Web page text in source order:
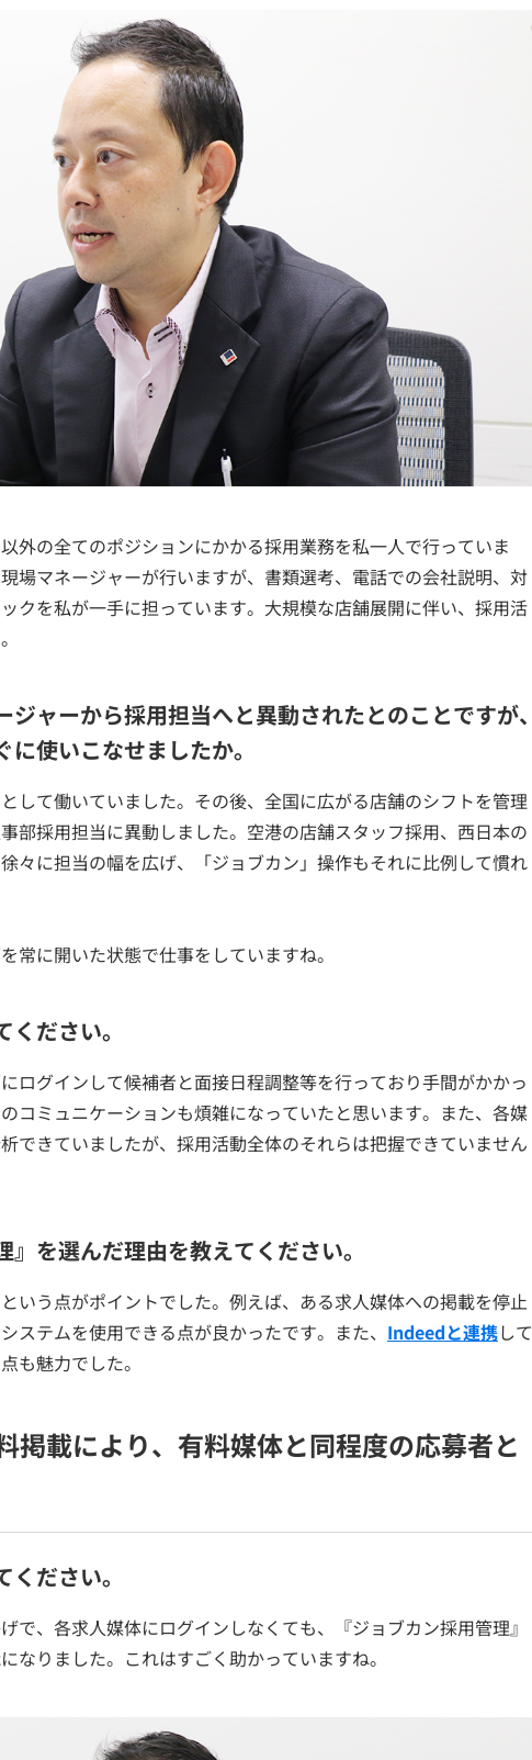
外の全てのポジションにかかる採用業務を私一人で行っていま
場マネージャーが行いますが、書類選考、電話での会社説明、対
クを私が一手に担っています。大規模な店舗展開に伴い、採用活
ジャーから採用担当へと異動されたとのことですが、
に使いこなせましたか。
して働いていました。その後、全国に広がる店舗のシフトを管理
部採用担当に異動しました。空港の店舗スタッフ採用、西日本の
々に担当の幅を広げ、「ジョブカン」操作もそれに比例して慣れ
常に開いた状態で仕事をしていますね。
ださい。
ログインして候補者と面接日程調整等を行っており手間がかかっ
コミュニケーションも煩雑になっていたと思います。また、各媒
できていましたが、採用活動全体のそれらは把握できていません
』を選んだ理由を教えてください。
いう点がポイントでした。例えば、ある求人媒体への掲載を停止
ステムを使用できる点が良かったです。また、 Indeedと連携して
も魅力でした。
掲載により、有料媒体と同程度の応募者と
ださい。
で、各求人媒体にログインしなくても、『ジョブカン採用管理』
なりました。これはすごく助かっていますね。